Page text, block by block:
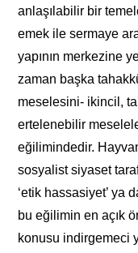
anlaşılabilir bir
emek ile sermaye
yapının merkezine
zaman başka
meselesini- ikincil,
ertelenebilir
eğilimindedir.
sosyalist siyaset
‘etik hassasiyet’ ya
bu eğilimin en açık
konusu indirgemeci